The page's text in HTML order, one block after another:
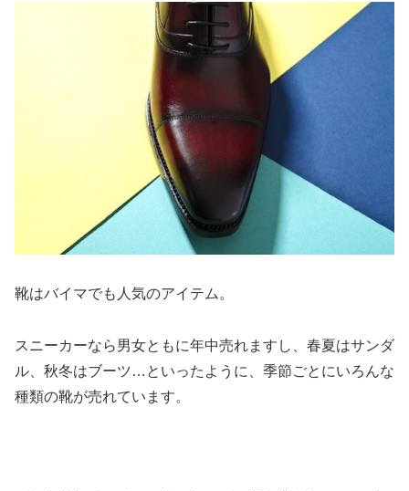
靴はバイマでも人気のアイテム。
スニーカーなら男女ともに年中売れますし、春夏はサンダ
ル、秋冬はブーツ…といったように、季節ごとにいろんな
種類の靴が売れています。